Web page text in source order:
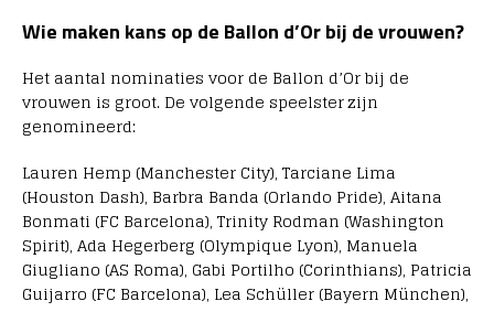
Wie maken kans op de Ballon d’Or bij de vrouwen?
Het aantal nominaties voor de Ballon d’Or bij de
vrouwen is groot. De volgende speelster zijn
genomineerd:
Lauren Hemp (Manchester City), Tarciane Lima
(Houston Dash), Barbra Banda (Orlando Pride), Aitana
Bonmati (FC Barcelona), Trinity Rodman (Washington
Spirit), Ada Hegerberg (Olympique Lyon), Manuela
Giugliano (AS Roma), Gabi Portilho (Corinthians), Patricia
Guijarro (FC Barcelona), Lea Schüller (Bayern München),